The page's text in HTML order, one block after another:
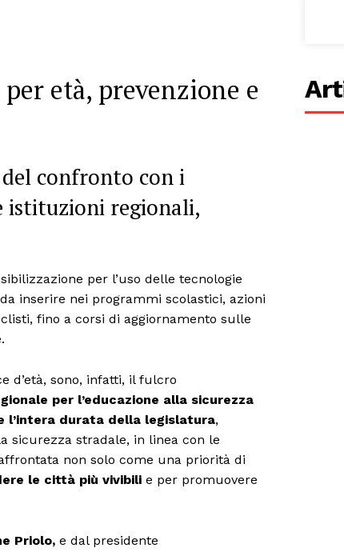
età, prevenzione e
confronto con i
istituzioni regionali,
per l’uso delle tecnologie
inserire nei programmi scolastici, azioni
fino a corsi di aggiornamento sulle
d’età, sono, infatti, il fulcro
per l’educazione alla sicurezza
l’intera durata della legislatura,
sicurezza stradale, in linea con le
non solo come una priorità di
le città più vivibili e per promuovere
Priolo, e dal presidente